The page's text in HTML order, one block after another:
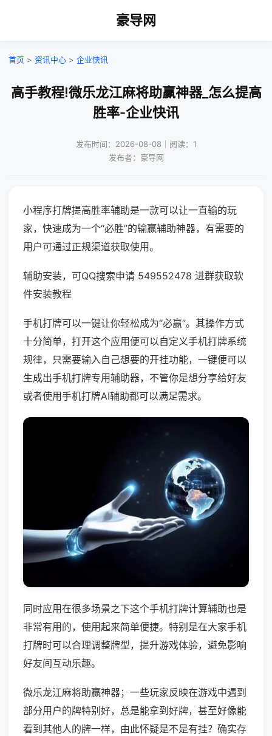
豪导网
首页 > 资讯中心 > 企业快讯
高手教程!微乐龙江麻将助赢神器_怎么提高
胜率-企业快讯
发布时间：2026-08-08｜阅读：1
发布者：豪导网
小程序打牌提高胜率辅助是一款可以让一直输的玩
家，快速成为一个“必胜”的输赢辅助神器，有需要的
用户可通过正规渠道获取使用。
辅助安装，可QQ搜索申请 549552478 进群获取软
件安装教程
手机打牌可以一键让你轻松成为“必赢”。其操作方式
十分简单，打开这个应用便可以自定义手机打牌系统
规律，只需要输入自己想要的开挂功能，一键便可以
生成出手机打牌专用辅助器，不管你是想分享给好友
或者使用手机打牌AI辅助都可以满足需求。
同时应用在很多场景之下这个手机打牌计算辅助也是
非常有用的，使用起来简单便捷。特别是在大家手机
打牌时可以合理调整牌型，提升游戏体验，避免影响
好友间互动乐趣。
微乐龙江麻将助赢神器；一些玩家反映在游戏中遇到
部分用户的牌特别好，总是能拿到好牌，甚至好像能
看到其他人的牌一样，由此怀疑是不是有挂？确实存